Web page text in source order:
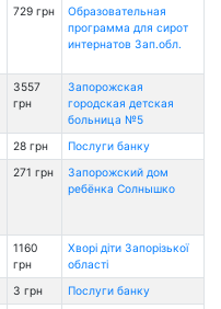
729 грн
Образовательная
программа для сирот
интернатов Зап.обл.
3557
грн
Запорожская
городская детская
больница №5
28 грн Послуги банку
271 грн
Запорожский дом
ребёнка Солнышко
1160
грн
Хворі діти Запорізької
області
3 грн Послуги банку